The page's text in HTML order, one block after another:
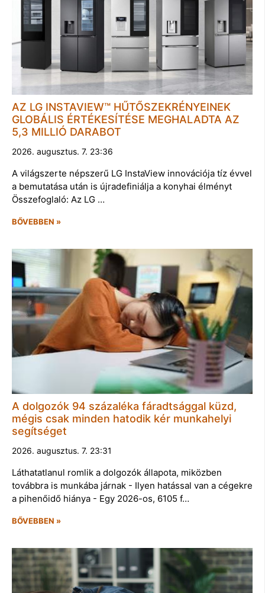
AZ LG INSTAVIEW™ HŰTŐSZEKRÉNYEINEK
GLOBÁLIS ÉRTÉKESÍTÉSE MEGHALADTA AZ
5,3 MILLIÓ DARABOT
2026. augusztus. 7. 23:36
A világszerte népszerű LG InstaView innovációja tíz évvel
a bemutatása után is újradefiniálja a konyhai élményt
Összefoglaló: Az LG …
BŐVEBBEN »
A dolgozók 94 százaléka fáradtsággal küzd,
mégis csak minden hatodik kér munkahelyi
segítséget
2026. augusztus. 7. 23:31
Láthatatlanul romlik a dolgozók állapota, miközben
továbbra is munkába járnak - Ilyen hatással van a cégekre
a pihenőidő hiánya - Egy 2026-os, 6105 f…
BŐVEBBEN »